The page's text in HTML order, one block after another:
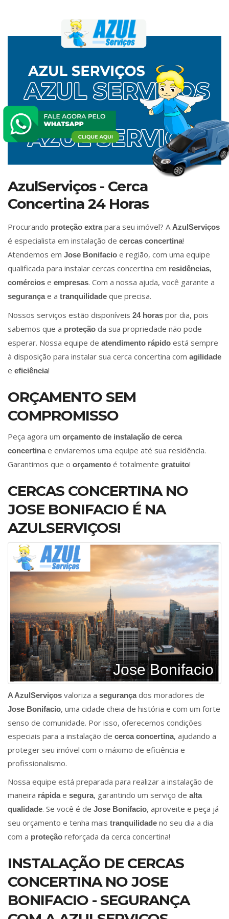
AzulServiços - Cerca
Concertina 24 Horas
Procurando proteção extrapara seu imóvel? A AzulServiços
é especialista em instalação de cercas concertina!
Atendemos em Jose Bonifacio e região, com uma equipe
qualificada para instalar cercas concertina em residências,
comércios e empresas. Com a nossa ajuda, você garante a
segurançae a tranquilidade que precisa.
Nossos serviços estão disponíveis 24 horas por dia, pois
sabemos que a proteção da sua propriedade não pode
esperar. Nossa equipe de atendimento rápido está sempre
à disposição para instalar sua cerca concertina com agilidade
e eficiência!
ORÇAMENTO SEM
COMPROMISSO
Peça agora um orçamento de instalação de cerca
concertinae enviaremos uma equipe até sua residência.
Garantimos que o orçamento é totalmente gratuito!
CERCAS CONCERTINA NO
JOSE BONIFACIO É NA
AZULSERVIÇOS!
Jose Bonifacio
A AzulServiços valoriza a segurançados moradores de
Jose Bonifacio, uma cidade cheia de história e com um forte
senso de comunidade. Por isso, oferecemos condições
especiais para a instalação de cerca concertina, ajudando a
proteger seu imóvel com o máximo de eficiência e
profissionalismo.
Nossa equipe está preparada para realizar a instalação de
maneira rápidae segura, garantindo um serviço de alta
qualidade. Se você é de Jose Bonifacio, aproveite e peça já
seu orçamento e tenha mais tranquilidade no seu dia a dia
com a proteção reforçada da cerca concertina!
INSTALAÇÃO DE CERCAS
CONCERTINA NO JOSE
BONIFACIO - SEGURANÇA